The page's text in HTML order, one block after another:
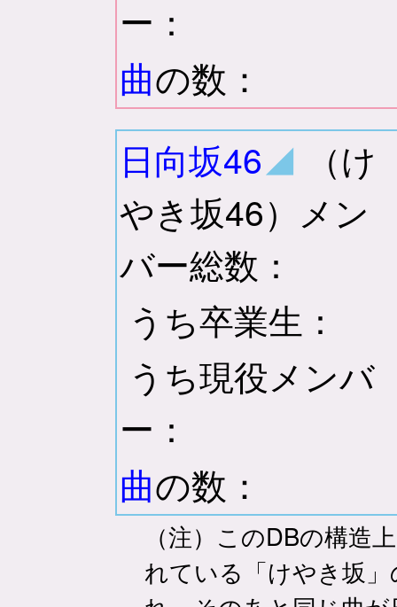
ー：
曲の数：
日向坂46◢
（け
やき坂46）メン
バー総数：
うち卒業生：
うち現役メンバ
ー：
曲の数：
（注）このDBの構造
れている「けやき坂